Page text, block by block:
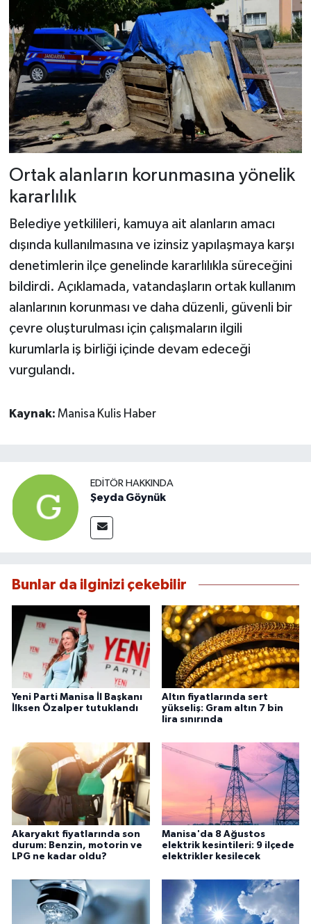
Ortak alanların korunmasına yönelik
kararlılık
Belediye yetkilileri, kamuya ait alanların amacı
dışında kullanılmasına ve izinsiz yapılaşmaya karşı
denetimlerin ilçe genelinde kararlılıkla süreceğini
bildirdi. Açıklamada, vatandaşların ortak kullanım
alanlarının korunması ve daha düzenli, güvenli bir
çevre oluşturulması için çalışmaların ilgili
kurumlarla iş birliği içinde devam edeceği
vurgulandı.
Kaynak: Manisa Kulis Haber
EDITÖR HAKKINDA
Şeyda Göynük
Bunlar da ilginizi çekebilir
Yeni Parti Manisa İl Başkanı
İlksen Özalper tutuklandı
Altın fiyatlarında sert
yükseliş: Gram altın 7 bin
lira sınırında
Akaryakıt fiyatlarında son
durum: Benzin, motorin ve
LPG ne kadar oldu?
Manisa'da 8 Ağustos
elektrik kesintileri: 9 ilçede
elektrikler kesilecek